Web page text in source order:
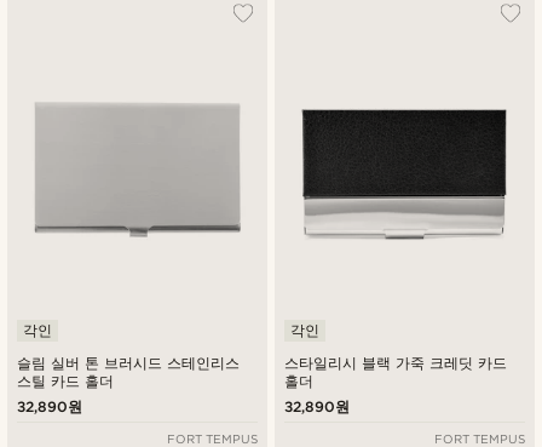
슬림 실버 톤 브러시드 스테인리스
스틸 카드 홀더
각인
32,890원
FORT TEMPUS
스타일리시 블랙 가죽 크레딧 카드
홀더
각인
32,890원
FORT TEMPUS